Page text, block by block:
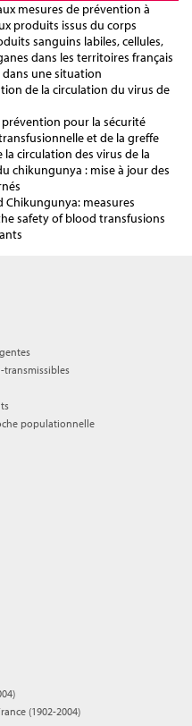
mesures de prévention à
produits issus du corps
sanguins labiles, cellules,
dans les territoires français
dans une situation
de la circulation du virus de
prévention pour la sécurité
et de la greffe
la circulation des virus de la
chikungunya : mise à jour des
Chikungunya: measures
safety of blood transfusions
transmissibles
populationnelle
(1902-2004)